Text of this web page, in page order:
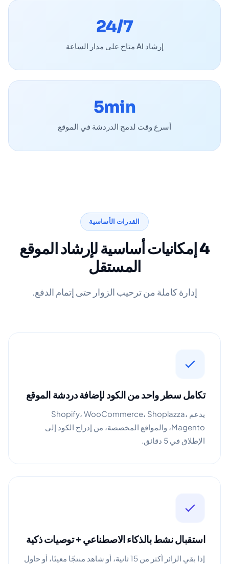
24/7
إرشاد AI متاح على مدار الساعة
5min
أسرع وقت لدمج الدردشة في الموقع
القدرات الأساسية
4 إمكانيات أساسية لإرشاد الموقع
المستقل
إدارة كاملة من ترحيب الزوار حتى إتمام الدفع.
تكامل سطر واحد من الكود لإضافة دردشة الموقع
يدعم Shopify، WooCommerce، Shoplazza،
Magento، والمواقع المخصصة، من إدراج الكود إلى
الإطلاق في 5 دقائق.
استقبال نشط بالذكاء الاصطناعي + توصيات ذكية
إذا بقي الزائر أكثر من 15 ثانية، أو شاهد منتجًا معينًا، أو حاول